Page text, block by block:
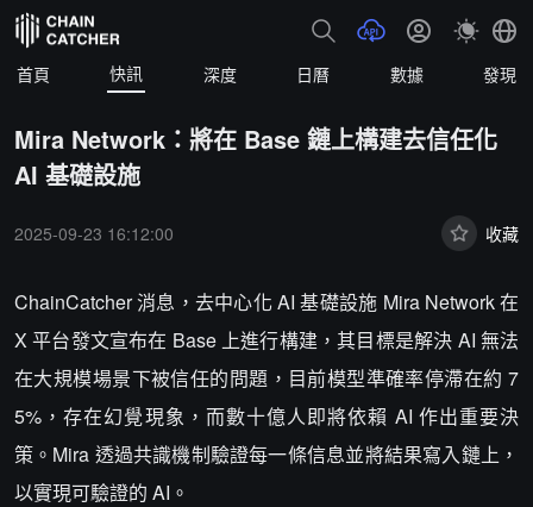
首頁 快訊 深度 日曆 數據 發現
Mira Network：將在 Base 鏈上構建去信任化
AI 基礎設施
2025-09-23 16:12:00 收藏
ChainCatcher 消息，去中心化 AI 基礎設施 Mira Network 在
X 平台發文宣布在 Base 上進行構建，其目標是解決 AI 無法
在大規模場景下被信任的問題，目前模型準確率停滯在約 7
5%，存在幻覺現象，而數十億人即將依賴 AI 作出重要決
策。Mira 透過共識機制驗證每一條信息並將結果寫入鏈上，
以實現可驗證的 AI。